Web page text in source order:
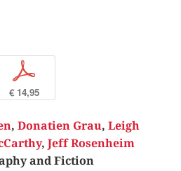
p
€ 14,95
, Donatien Grau, Leigh
, Jeff Rosenheim
and Fiction